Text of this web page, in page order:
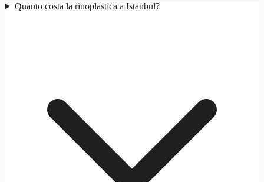
Quanto costa la rinoplastica a Istanbul?